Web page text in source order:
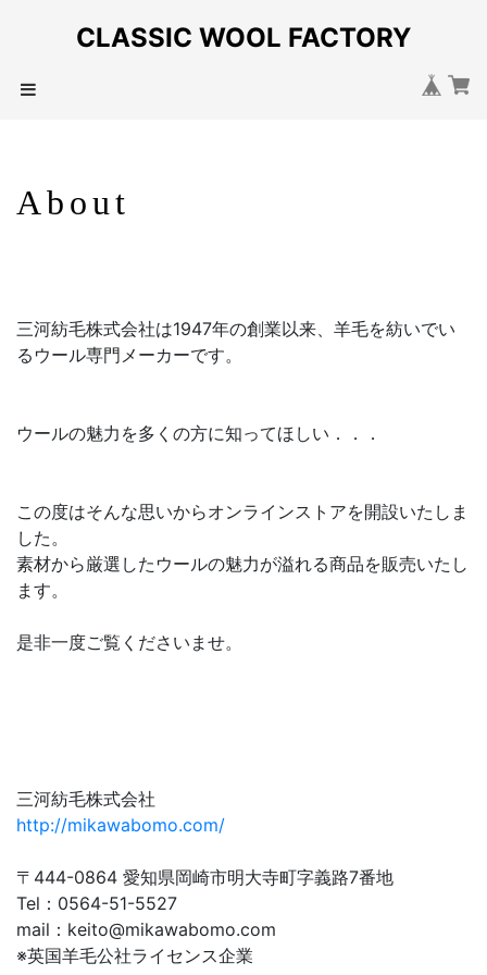
CLASSIC WOOL FACTORY
About
三河紡毛株式会社は1947年の創業以来、羊毛を紡いでい
るウール専門メーカーです。
ウールの魅力を多くの方に知ってほしい．．．
この度はそんな思いからオンラインストアを開設いたしま
した。
素材から厳選したウールの魅力が溢れる商品を販売いたし
ます。
是非一度ご覧くださいませ。
三河紡毛株式会社
http://mikawabomo.com/
〒444-0864 愛知県岡崎市明大寺町字義路7番地
Tel：0564-51-5527
mail： keito@mikawabomo.com
※英国羊毛公社ライセンス企業